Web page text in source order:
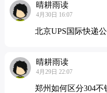
晴耕雨读
4月30日 16:07
北京UPS国际快递
晴耕雨读
4月29日 22:07
郑州如何区分304不